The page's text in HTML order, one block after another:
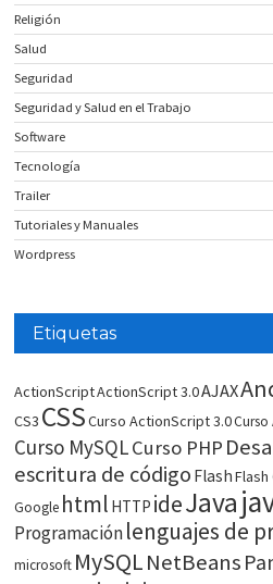
Religión
Salud
Seguridad
Seguridad y Salud en el Trabajo
Software
Tecnología
Trailer
Tutoriales y Manuales
Wordpress
Etiquetas
ActionScriptActionScript 3.0AJAX
CS3 CSSCurso ActionScript 3.0
Curso MySQLCurso PHP
escritura de código FlashFlash
Google html HTTP ideJava
Programaciónlenguajes de
microsoft MySQLNetBeans